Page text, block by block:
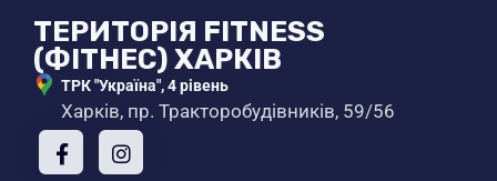
ТЕРИТОРІЯ FITNESS
(ФІТНЕС) ХАРКІВ
ТРК "Україна", 4 рівень
Харків, пр. Тракторобудівників, 59/56